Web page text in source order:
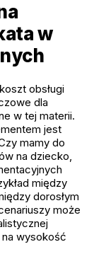
w
obsługi
dla
w tej materii.
jest
mamy do
na dziecko,
między
dorosłym
może
wysokość